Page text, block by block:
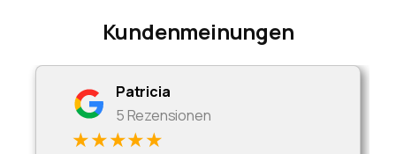
Kundenmeinungen
Patricia
5 Rezensionen
★★★★★